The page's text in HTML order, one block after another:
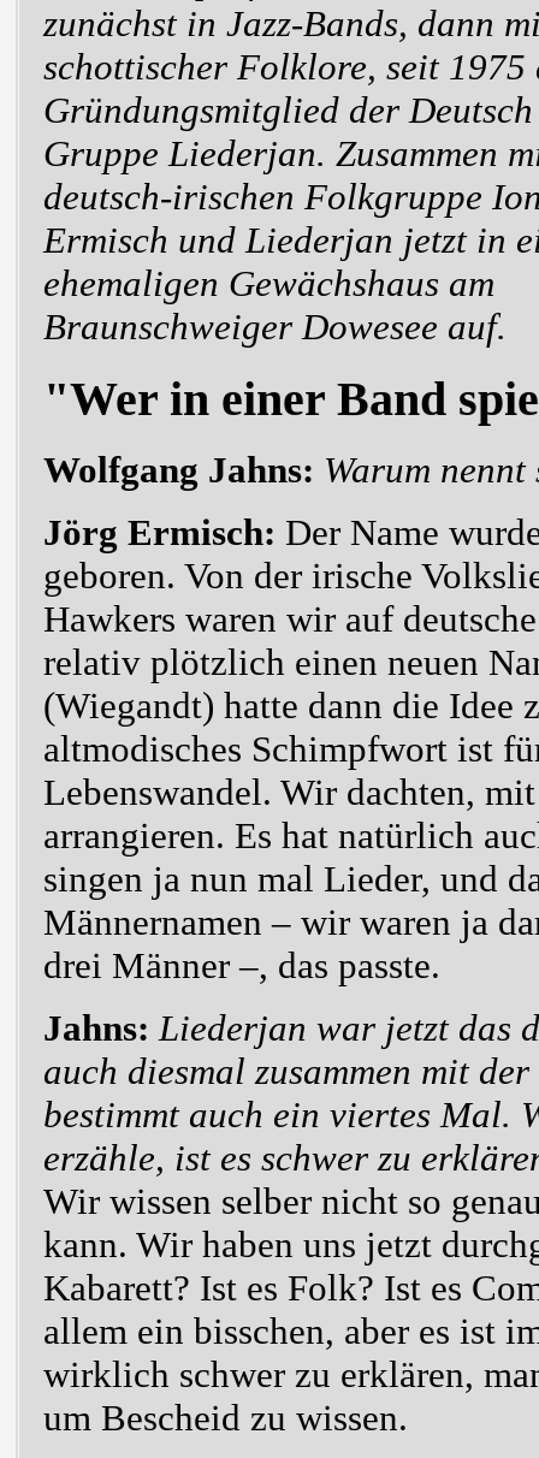
zunächst in Jazz-Bands, dann
schottischer Folklore, seit 1975
Gründungsmitglied der
Gruppe Liederjan. Zusammen
deutsch-irischen Folkgruppe
Ermisch und Liederjan jetzt in
ehemaligen Gewächshaus am
Braunschweiger Dowesee auf.
"Wer in einer Band
Wolfgang Jahns: Warum
Jörg Ermisch: Der Name
geboren. Von der irische
Hawkers waren wir auf
relativ plötzlich einen neuen
(Wiegandt) hatte dann die Idee
altmodisches Schimpfwort ist
Lebenswandel. Wir dachten,
arrangieren. Es hat natürlich
singen ja nun mal Lieder, und
Männernamen – wir waren ja
drei Männer –, das passte.
Jahns: Liederjan war jetzt das
auch diesmal zusammen mit
bestimmt auch ein viertes Mal.
erzähle, ist es schwer zu
Wir wissen selber nicht so
kann. Wir haben uns jetzt
Kabarett? Ist es Folk? Ist es
allem ein bisschen, aber es ist
wirklich schwer zu erklären,
um Bescheid zu wissen.